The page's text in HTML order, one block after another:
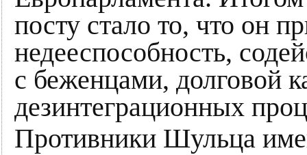
посту стало то, что он
недееспособность,
с беженцами, долговой
дезинтеграционных
Противники Шульца